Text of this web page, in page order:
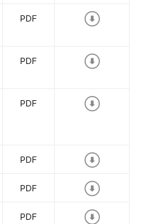
PDF
PDF
PDF
PDF
PDF
PDF